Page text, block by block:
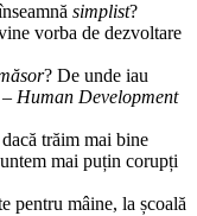
simplist?
vorba de dezvoltare
? De unde iau
Human Development
trăim mai bine
mai puțin corupți
pentru mâine, la școală